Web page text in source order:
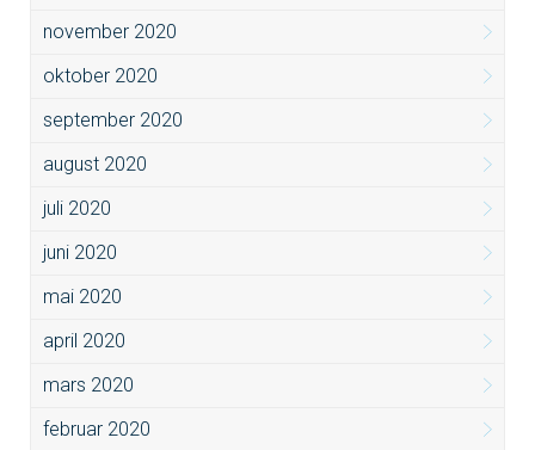
november 2020
oktober 2020
september 2020
august 2020
juli 2020
juni 2020
mai 2020
april 2020
mars 2020
februar 2020